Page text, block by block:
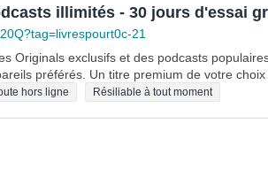
illimités - 30 jours d'essai
21
Originals exclusifs et des podcasts
préférés. Un titre premium de votre choix
hors ligne Résiliable à tout moment